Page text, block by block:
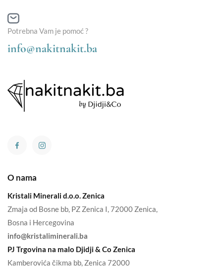
Potrebna Vam je pomoć ?
info@nakitnakit.ba
O nama
Kristali Minerali d.o.o. Zenica
Zmaja od Bosne bb, PZ Zenica I, 72000 Zenica,
Bosna i Hercegovina
info@kristaliminerali.ba
PJ Trgovina na malo Djidji & Co Zenica
Kamberovića čikma bb, Zenica 72000